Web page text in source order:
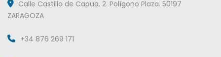
Calle Castillo de Capua, 2. Polígono Plaza. 50197
ZARAGOZA
+34 876 269 171